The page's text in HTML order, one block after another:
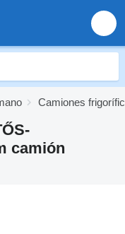
Camiones
camión